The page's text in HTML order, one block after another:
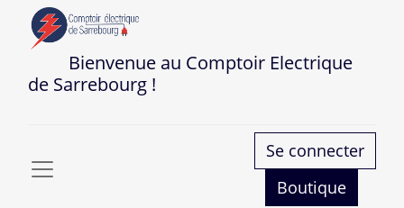
Bienvenue au Comptoir Electrique
de Sarrebourg !
Se connecter
Boutique